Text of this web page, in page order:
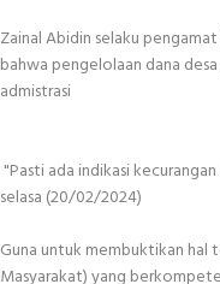
Zainal Abidin selaku
bahwa pengelolaan dana
admistrasi
"Pasti ada indikasi
selasa (20/02/2024)
Guna untuk membuktikan hal
Masyarakat) yang